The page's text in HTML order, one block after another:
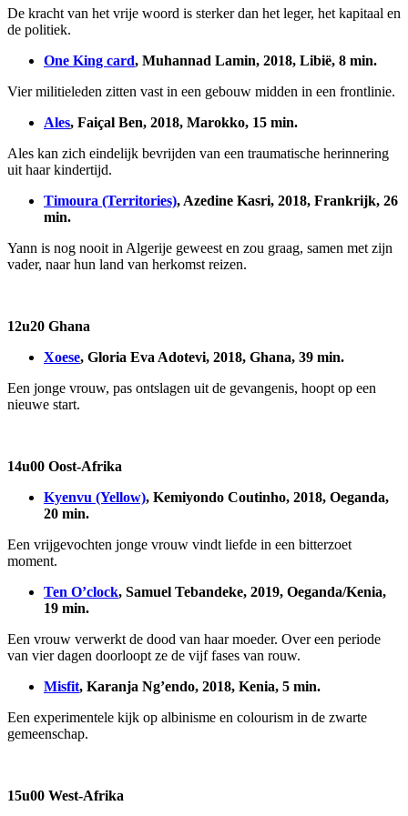
De kracht van het vrije woord is sterker dan het leger, het kapitaal en
de politiek.
One King card, Muhannad Lamin, 2018, Libië, 8 min.
Vier militieleden zitten vast in een gebouw midden in een frontlinie.
Ales, Faiçal Ben, 2018, Marokko, 15 min.
Ales kan zich eindelijk bevrijden van een traumatische herinnering
uit haar kindertijd.
Timoura (Territories), Azedine Kasri, 2018, Frankrijk, 26
min.
Yann is nog nooit in Algerije geweest en zou graag, samen met zijn
vader, naar hun land van herkomst reizen.
12u20 Ghana
Xoese, Gloria Eva Adotevi, 2018, Ghana, 39 min.
Een jonge vrouw, pas ontslagen uit de gevangenis, hoopt op een
nieuwe start.
14u00 Oost-Afrika
Kyenvu (Yellow), Kemiyondo Coutinho, 2018, Oeganda,
20 min.
Een vrijgevochten jonge vrouw vindt liefde in een bitterzoet
moment.
Ten O’clock, Samuel Tebandeke, 2019, Oeganda/Kenia,
19 min.
Een vrouw verwerkt de dood van haar moeder. Over een periode
van vier dagen doorloopt ze de vijf fases van rouw.
Misfit, Karanja Ng’endo, 2018, Kenia, 5 min.
Een experimentele kijk op albinisme en colourism in de zwarte
gemeenschap.
15u00 West-Afrika